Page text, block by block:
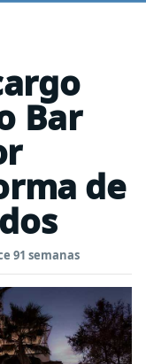
Bar
de
91 semanas